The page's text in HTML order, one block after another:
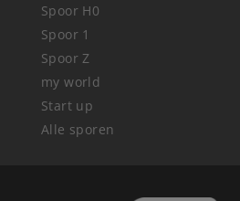
Spoor H0
Spoor 1
Spoor Z
my world
Start up
Alle sporen